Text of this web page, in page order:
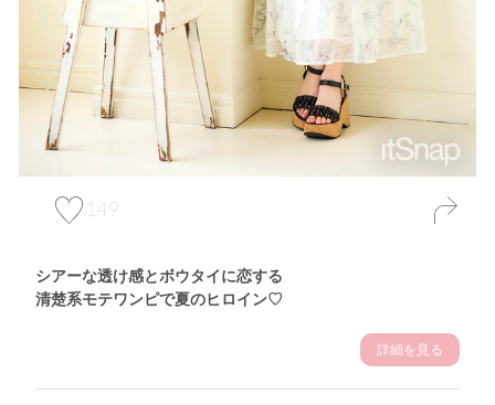
149
シアーな透け感とボウタイに恋する
清楚系モテワンピで夏のヒロイン♡
詳細を見る